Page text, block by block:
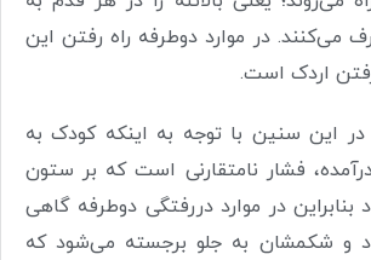
در موارد دوطرفه راه رفتن این
اردک است.
این سنین با توجه به اینکه کودک به
فشار نامتقارنی است که بر ستون
در موارد دررفتگی دوطرفه گاهی
و شکمشان به جلو برجسته می‌شود که